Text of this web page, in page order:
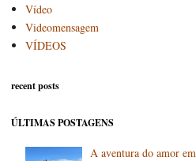
Vídeo
Videomensagem
VÍDEOS
recent posts
ÚLTIMAS POSTAGENS
A aventura do amor em